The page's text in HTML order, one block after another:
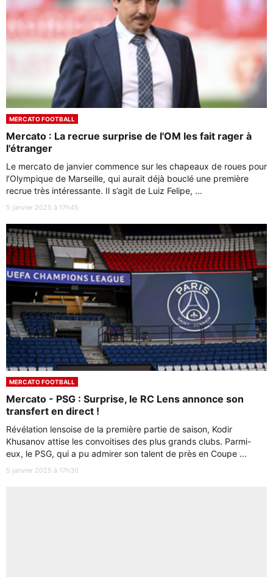
MERCATO FOOTBALL
Mercato : La recrue surprise de l'OM les fait rager à
l'étranger
Le mercato de janvier commence sur les chapeaux de roues pour
l’Olympique de Marseille, qui aurait déjà bouclé une première
recrue très intéressante. Il s’agit de Luiz Felipe, ...
5 janvier 2025 à 17h45
MERCATO FOOTBALL
Mercato - PSG : Surprise, le RC Lens annonce son
transfert en direct !
Révélation lensoise de la première partie de saison, Kodir
Khusanov attise les convoitises des plus grands clubs. Parmi-
eux, le PSG, qui a pu admirer son talent de près en Coupe ...
5 janvier 2025 à 17h30